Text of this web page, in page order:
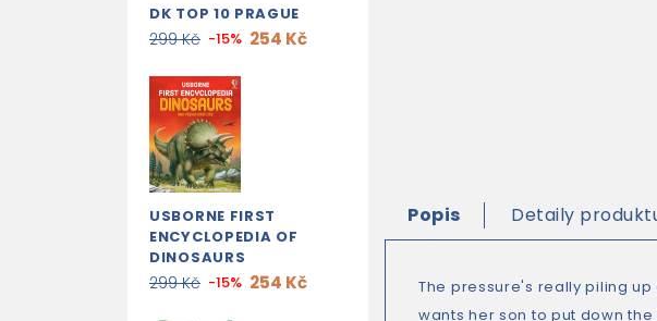
DK TOP 10 PRAGUE
299 Kč -15% 254 Kč
USBORNE FIRST
ENCYCLOPEDIA OF
DINOSAURS
299 Kč -15% 254 Kč
Popis Detaily
The pressure's really piling
wants her son to put down